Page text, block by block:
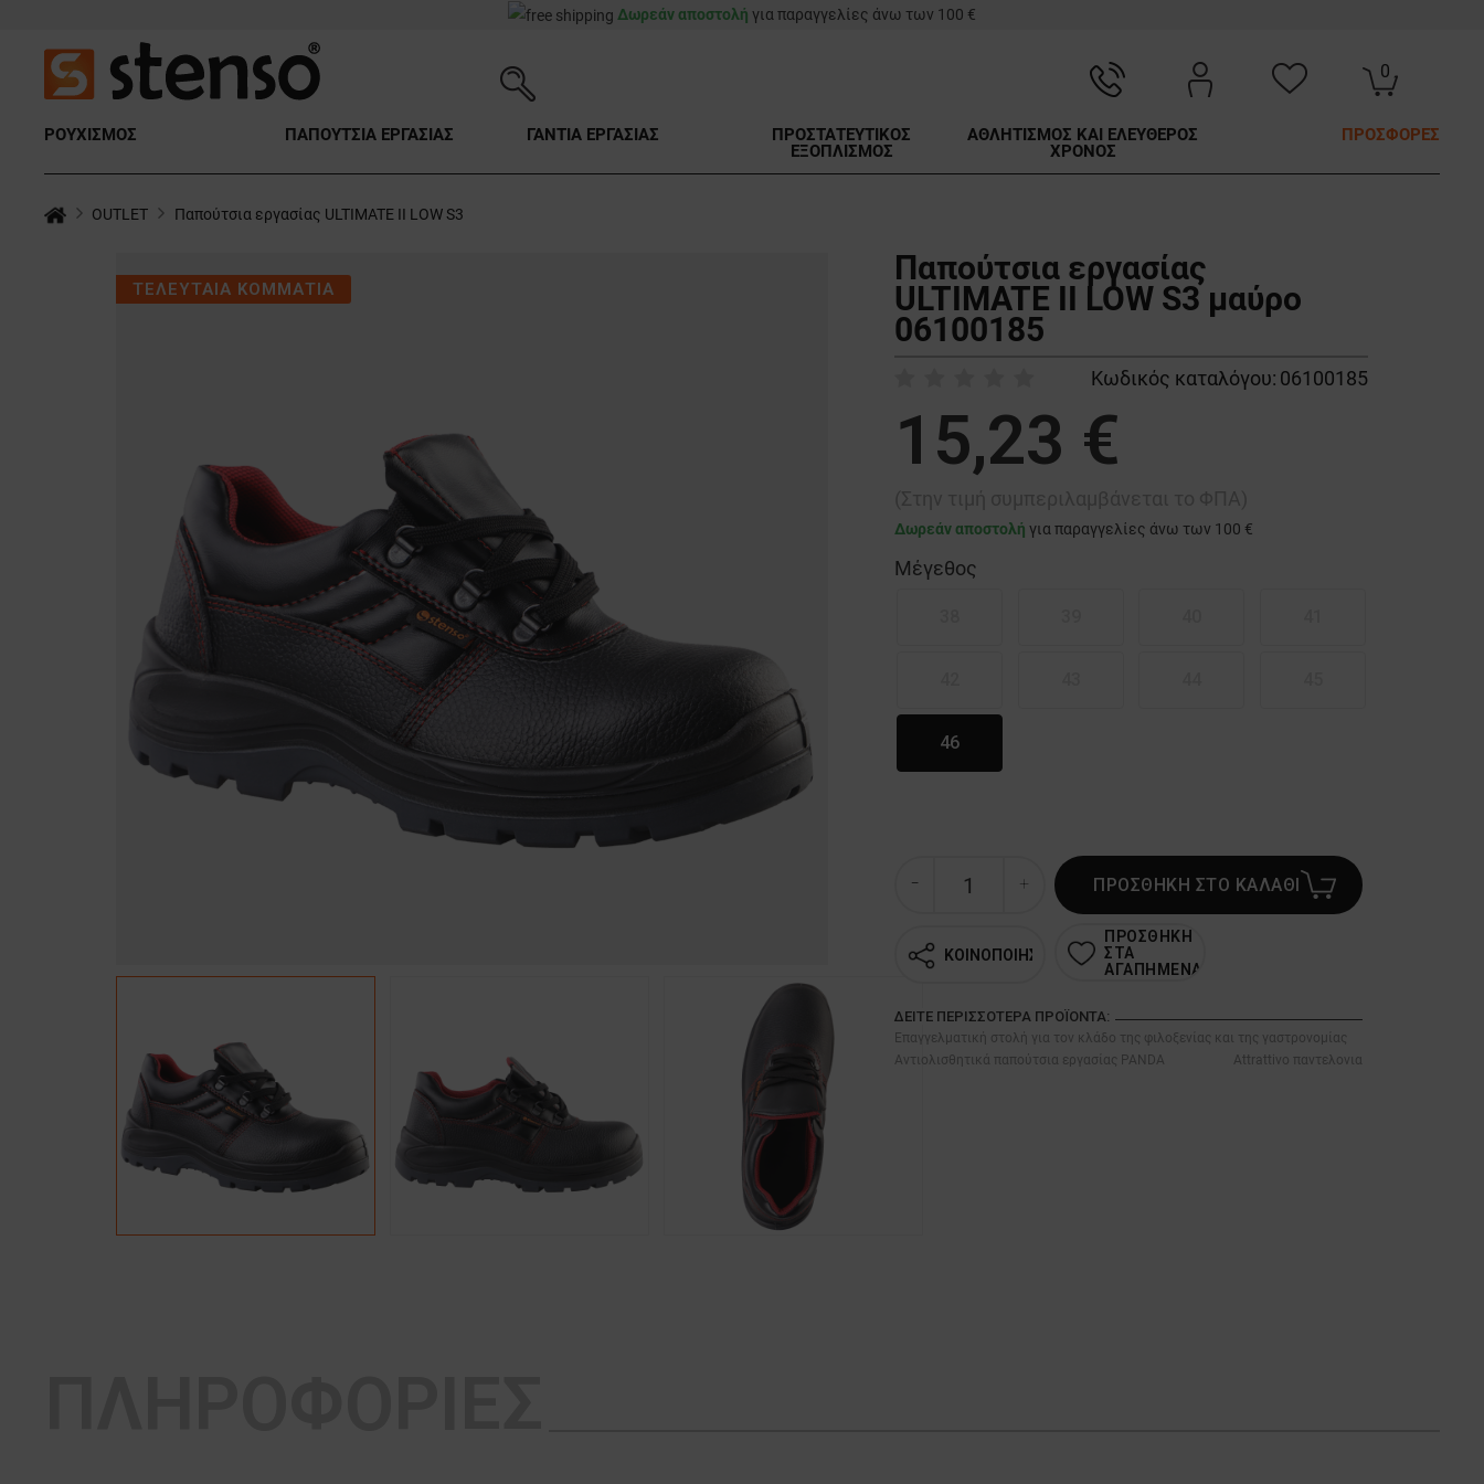
Δωρεάν αποστολή για παραγγελίες άνω των 100 €
0
ΡΟΥΧΙΣΜΟΣ ΠΑΠΟΥΤΣΙΑ ΕΡΓΑΣΙΑΣ ΓΑΝΤΙΑ ΕΡΓΑΣΙΑΣ
ΠΡΟΣΤΑΤΕΥΤΙΚΟΣ
ΕΞΟΠΛΙΣΜΟΣ
ΑΘΛΗΤΙΣΜΟΣ ΚΑΙ ΕΛΕΥΘΕΡΟΣ
ΧΡΟΝΟΣ
ΠΡΟΣΦΟΡΕΣ
OUTLET Παπούτσια εργασίας ULTIMATE II LOW S3
ΤΕΛΕΥΤΑΙΑ ΚΟΜΜΑΤΙΑ
Παπούτσια εργασίας
ULTIMATE II LOW S3 μαύρο
06100185
Κωδικός καταλόγου: 06100185
15,23 €
Δωρεάν αποστολή για παραγγελίες άνω των 100 €
Μέγεθος
46
ΠΡΟΣΘΗΚΗ ΣΤΟ ΚΑΛΑΘΙ
ΚΟΙΝΟΠΟΙΗΣΗ
ΠΡΟΣΘΗΚΗ
ΣΤΑ
ΑΓΑΠΗΜΕΝΑ
ΔΕΊΤΕ ΠΕΡΙΣΣΌΤΕΡΑ ΠΡΟΪΌΝΤΑ:
Επαγγελματική στολή για τον κλάδο της φιλοξενίας και της γαστρονομίας
Αντιολισθητικά παπούτσια εργασίας PANDA
Attrattivo παντελονια